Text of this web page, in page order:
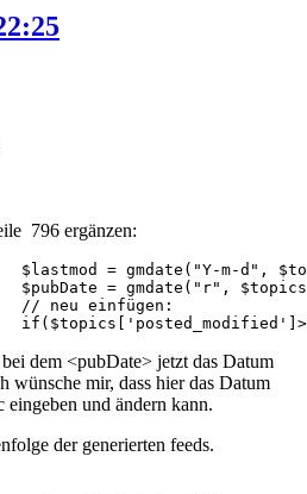
796 ergänzen:
$lastmod = gmdate("Y-m-d",
$pubDate = gmdate("r",
// neu einfügen:
dem <pubDate> jetzt das Datum
wünsche mir, dass hier das Datum
und ändern kann.
der generierten feeds.